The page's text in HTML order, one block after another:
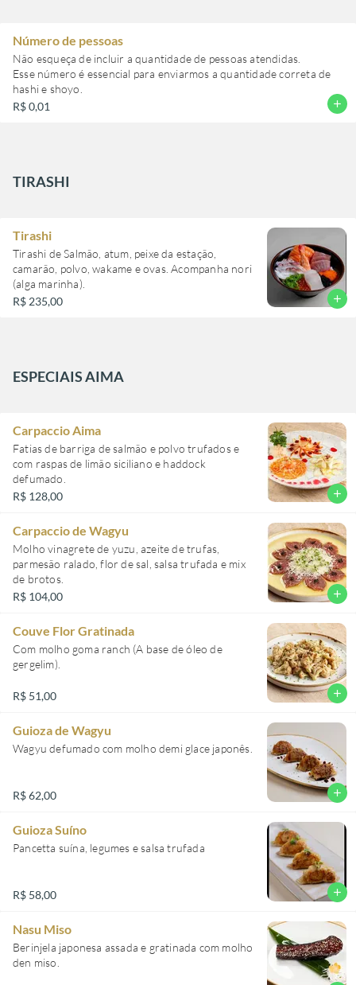
Número de pessoas
Não esqueça de incluir a quantidade de pessoas atendidas.
Esse número é essencial para enviarmos a quantidade correta de
hashi e shoyo.
R$ 0,01
add
TIRASHI
Tirashi
Tirashi de Salmão, atum, peixe da estação,
camarão, polvo, wakame e ovas. Acompanha nori
(alga marinha).
R$ 235,00
add
ESPECIAIS AIMA
Carpaccio Aima
Fatias de barriga de salmão e polvo trufados e
com raspas de limão siciliano e haddock
defumado.
R$ 128,00
add
Carpaccio de Wagyu
Molho vinagrete de yuzu, azeite de trufas,
parmesão ralado, flor de sal, salsa trufada e mix
de brotos.
R$ 104,00
add
Couve Flor Gratinada
Com molho goma ranch (A base de óleo de
gergelim).
R$ 51,00 add
Guioza de Wagyu
Wagyu defumado com molho demi glace japonês.
R$ 62,00 add
Guioza Suíno
Pancetta suína, legumes e salsa trufada
R$ 58,00 add
Nasu Miso
Berinjela japonesa assada e gratinada com molho
den miso.